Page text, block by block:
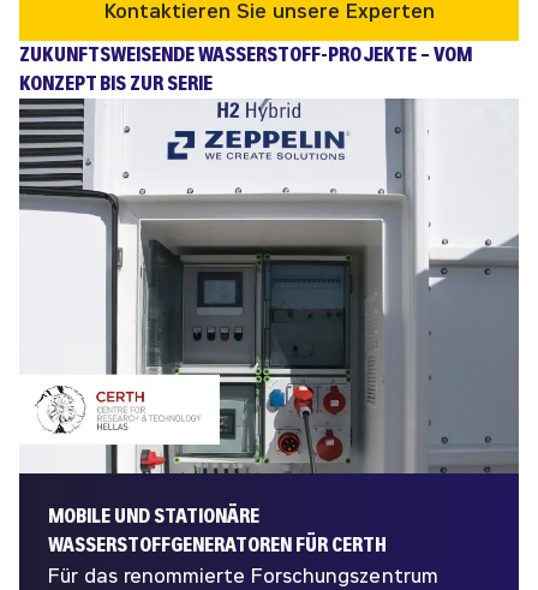
Kontaktieren Sie unsere Experten
ZUKUNFTSWEISENDE WASSERSTOFF-PROJEKTE – VOM
KONZEPT BIS ZUR SERIE
MOBILE UND STATIONÄRE
WASSERSTOFFGENERATOREN FÜR CERTH
Für das renommierte Forschungszentrum